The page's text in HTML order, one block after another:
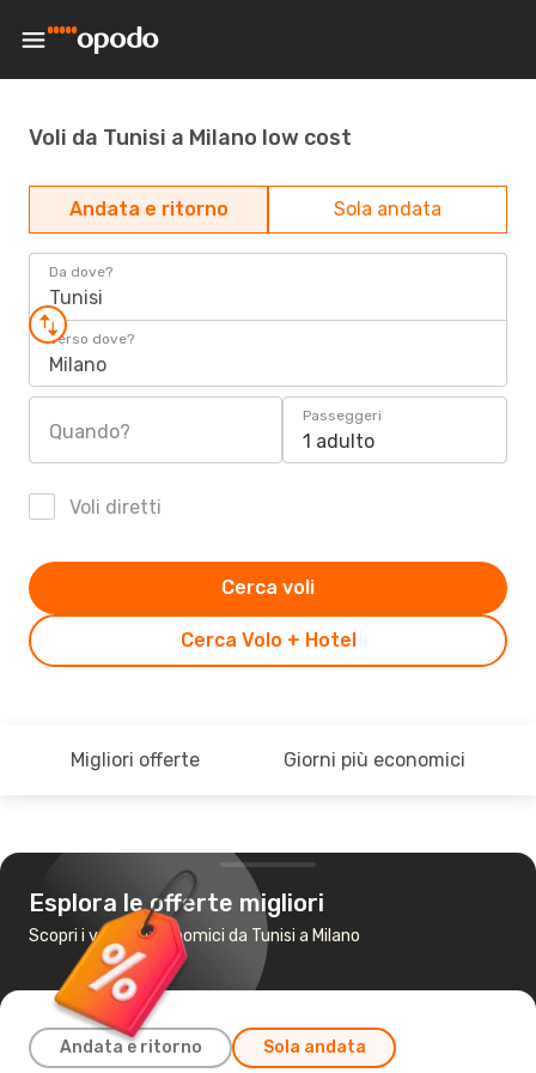
Voli da Tunisi a Milano low cost
Andata e ritorno Sola andata
Da dove?
Tunisi
Verso dove?
Milano
Quando?
Passeggeri
1 adulto
Voli diretti
Cerca Volo + Hotel
Cerca voli
Migliori offerte Giorni più economici
Esplora le offerte migliori
Scopri i voli più economici da Tunisi a Milano
Andata e ritorno Sola andata